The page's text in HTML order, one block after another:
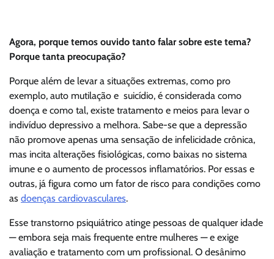
Agora, porque temos ouvido tanto falar sobre este tema?
Porque tanta preocupação?
Porque além de levar a situações extremas, como pro
exemplo, auto mutilação e suicídio, é considerada como
doença e como tal, existe tratamento e meios para levar o
indivíduo depressivo a melhora. Sabe-se que a depressão
não promove apenas uma sensação de infelicidade crônica,
mas incita alterações fisiológicas, como baixas no sistema
imune e o aumento de processos inflamatórios. Por essas e
outras, já figura como um fator de risco para condições como
as doenças cardiovasculares.
Esse transtorno psiquiátrico atinge pessoas de qualquer idade
— embora seja mais frequente entre mulheres — e exige
avaliação e tratamento com um profissional. O desânimo